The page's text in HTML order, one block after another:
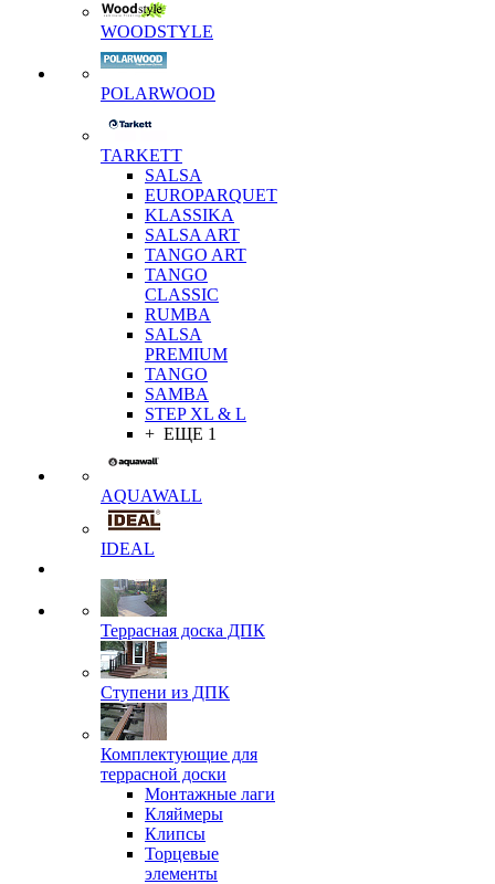
WOODSTYLE
POLARWOOD
TARKETT
SALSA
EUROPARQUET
KLASSIKA
SALSA ART
TANGO ART
TANGO
CLASSIC
RUMBA
SALSA
PREMIUM
TANGO
SAMBA
STEP XL & L
+ ЕЩЕ 1
AQUAWALL
IDEAL
Террасная доска ДПК
Ступени из ДПК
Комплектующие для
террасной доски
Монтажные лаги
Кляймеры
Клипсы
Торцевые
элементы